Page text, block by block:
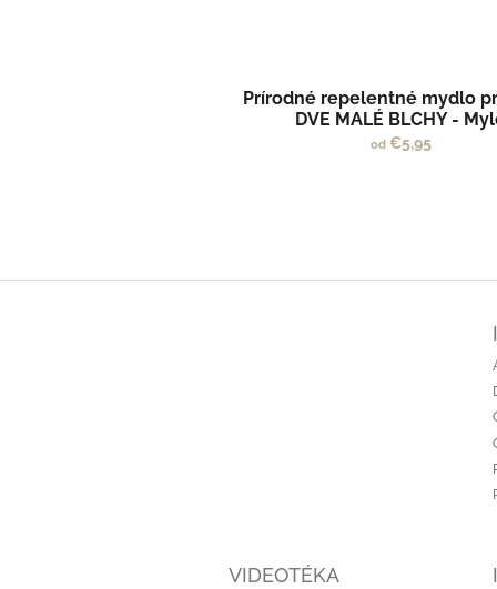
Prírodné repelentné mydlo
DVE MALÉ BLCHY -
od€5,95
VIDEOTÉKA